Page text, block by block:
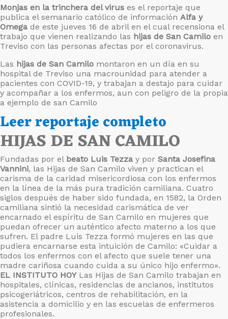
Monjas en la trinchera del virus es el reportaje que
publica el semanario católico de información Alfa y
Omega de este jueves 16 de abril en el cual recensiona el
trabajo que vienen realizando las hijas de San Camilo en
Treviso con las personas afectas por el coronavirus.
Las hijas de San Camilo montaron en un día en su
hospital de Treviso una macrounidad para atender a
pacientes con COVID-19, y trabajan a destajo para cuidar
y acompañar a los enfermos, aun con peligro de la propia
a ejemplo de san Camilo
Leer reportaje completo
HIJAS DE SAN CAMILO
Fundadas por el beato Luis Tezza y por Santa Josefina
Vannini, las Hijas de San Camilo viven y practican el
carisma de la caridad misericordiosa con los enfermos
en la línea de la más pura tradición camiliana. Cuatro
siglos después de haber sido fundada, en 1582, la Orden
camiliana sintió la necesidad carismática de ver
encarnado el espíritu de San Camilo en mujeres que
puedan ofrecer un auténtico afecto materno a los que
sufren. El padre Luis Tezza formó mujeres en las que
pudiera encarnarse esta intuición de Camilo: «Cuidar a
todos los enfermos con el afecto que suele tener una
madre cariñosa cuando cuida a su único hijo enfermo».
EL INSTITUTO HOYLas Hijas de San Camilo trabajan en
hospitales, clínicas, residencias de ancianos, institutos
psicogeriátricos, centros de rehabilitación, en la
asistencia a domicilio y en las escuelas de enfermeros
profesionales.